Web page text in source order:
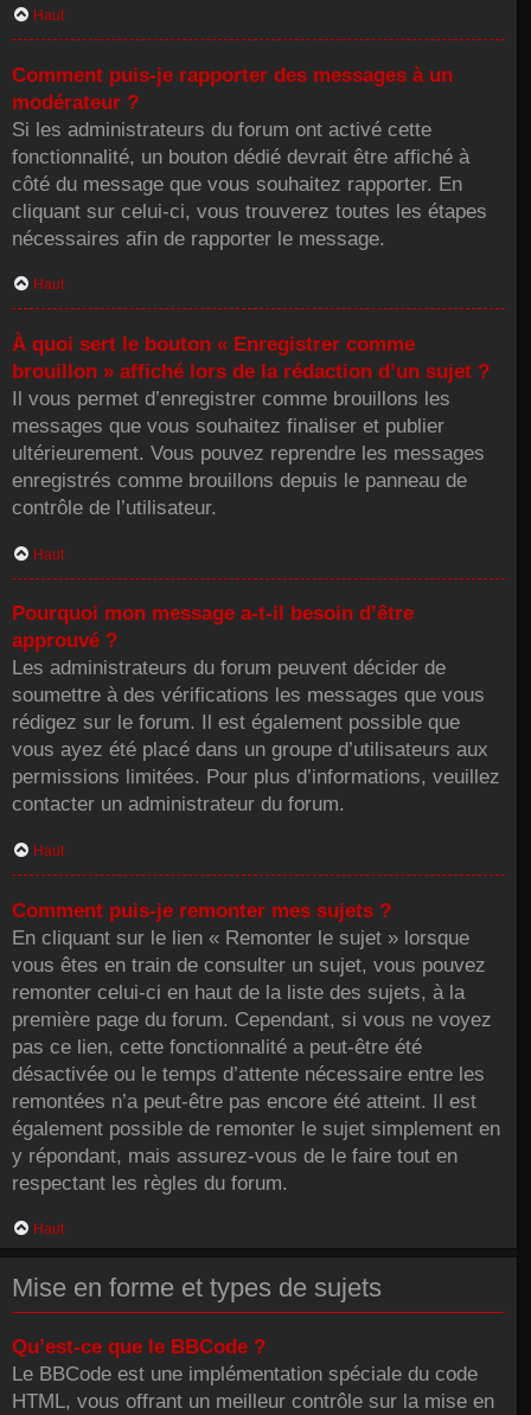
Haut
Comment puis-je rapporter des messages à un
modérateur ?
Si les administrateurs du forum ont activé cette
fonctionnalité, un bouton dédié devrait être affiché à
côté du message que vous souhaitez rapporter. En
cliquant sur celui-ci, vous trouverez toutes les étapes
nécessaires afin de rapporter le message.
Haut
À quoi sert le bouton « Enregistrer comme
brouillon » affiché lors de la rédaction d’un sujet ?
Il vous permet d’enregistrer comme brouillons les
messages que vous souhaitez finaliser et publier
ultérieurement. Vous pouvez reprendre les messages
enregistrés comme brouillons depuis le panneau de
contrôle de l’utilisateur.
Haut
Pourquoi mon message a-t-il besoin d’être
approuvé ?
Les administrateurs du forum peuvent décider de
soumettre à des vérifications les messages que vous
rédigez sur le forum. Il est également possible que
vous ayez été placé dans un groupe d’utilisateurs aux
permissions limitées. Pour plus d’informations, veuillez
contacter un administrateur du forum.
Haut
Comment puis-je remonter mes sujets ?
En cliquant sur le lien « Remonter le sujet » lorsque
vous êtes en train de consulter un sujet, vous pouvez
remonter celui-ci en haut de la liste des sujets, à la
première page du forum. Cependant, si vous ne voyez
pas ce lien, cette fonctionnalité a peut-être été
désactivée ou le temps d’attente nécessaire entre les
remontées n’a peut-être pas encore été atteint. Il est
également possible de remonter le sujet simplement en
y répondant, mais assurez-vous de le faire tout en
respectant les règles du forum.
Haut
Mise en forme et types de sujets
Qu’est-ce que le BBCode ?
Le BBCode est une implémentation spéciale du code
HTML, vous offrant un meilleur contrôle sur la mise en